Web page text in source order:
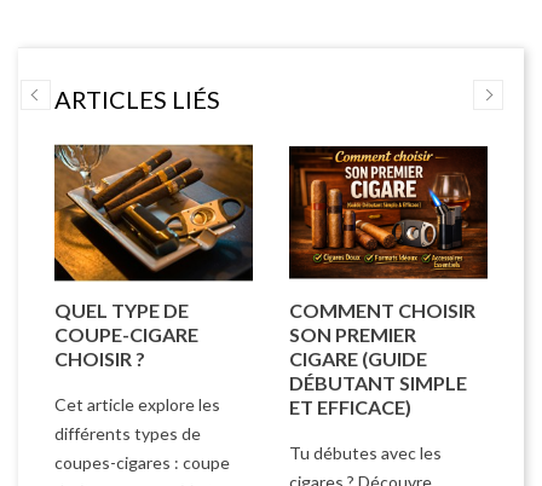
ARTICLES LIÉS
QUEL TYPE DE
COUPE-CIGARE
CHOISIR ?
Cet article explore les
différents types de
coupes-cigares : coupe
COMMENT CHOISIR
SON PREMIER
CIGARE (GUIDE
DÉBUTANT SIMPLE
ET EFFICACE)
Tu débutes avec les
cigares ? Découvre